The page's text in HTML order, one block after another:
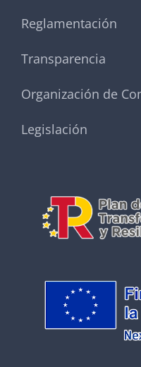
Reglamentación
Transparencia
Organización de
Legislación